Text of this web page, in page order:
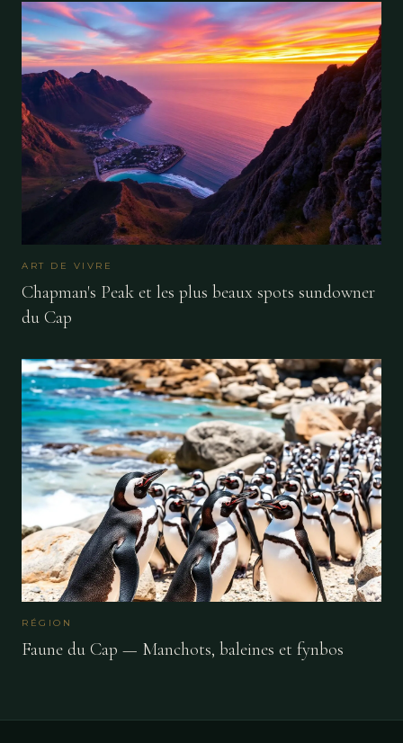
ART DE VIVRE
Chapman's Peak et les plus beaux spots sundowner
du Cap
RÉGION
Faune du Cap — Manchots, baleines et fynbos